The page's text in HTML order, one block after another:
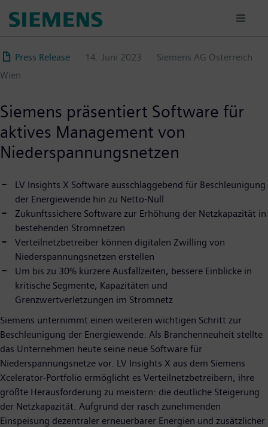
zum
Press Release
14. Juni 2023
Siemens AG Österreich
Wien
Siemens präsentiert Software für
aktives Management von
Niederspannungsnetzen
LV Insights X Software ausschlaggebend für Beschleunigung
der Energiewende hin zu Netto-Null
Zukunftssichere Software zur Erhöhung der Netzkapazität in
bestehenden Stromnetzen
Verteilnetzbetreiber können digitalen Zwilling von
Niederspannungsnetzen erstellen
Um bis zu 30% kürzere Ausfallzeiten, bessere Einblicke in
kritische Segmente, Kapazitäten und
Grenzwertverletzungen im Stromnetz
Siemens unternimmt einen weiteren wichtigen Schritt zur
Beschleunigung der Energiewende: Als Branchenneuheit stellte
das Unternehmen heute seine neue Software für
Niederspannungsnetze vor. LV Insights X aus dem Siemens
Xcelerator-Portfolio ermöglicht es Verteilnetzbetreibern, ihre
größte Herausforderung zu meistern: die deutliche Steigerung
der Netzkapazität. Aufgrund der rasch zunehmenden
Einspeisung dezentraler erneuerbarer Energien und zusätzlicher